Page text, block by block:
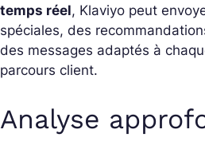
temps réel, Klaviyo peut
spéciales, des
des messages adaptés à
parcours client.
Analyse